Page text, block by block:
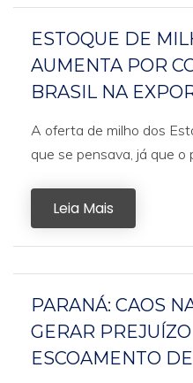
ESTOQUE DE
AUMENTA POR
BRASIL NA
A oferta de milho dos
que se pensava, já que
Leia Mais
PARANÁ: CAOS
GERAR
ESCOAMENTO